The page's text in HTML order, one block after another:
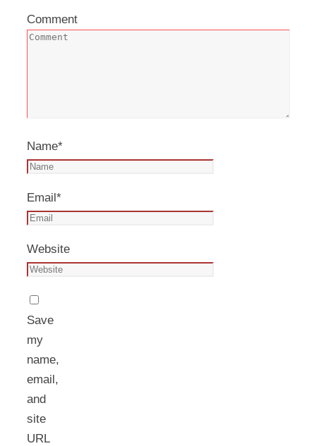
Comment
Name*
Email*
Website
Save
my
name,
email,
and
site
URL